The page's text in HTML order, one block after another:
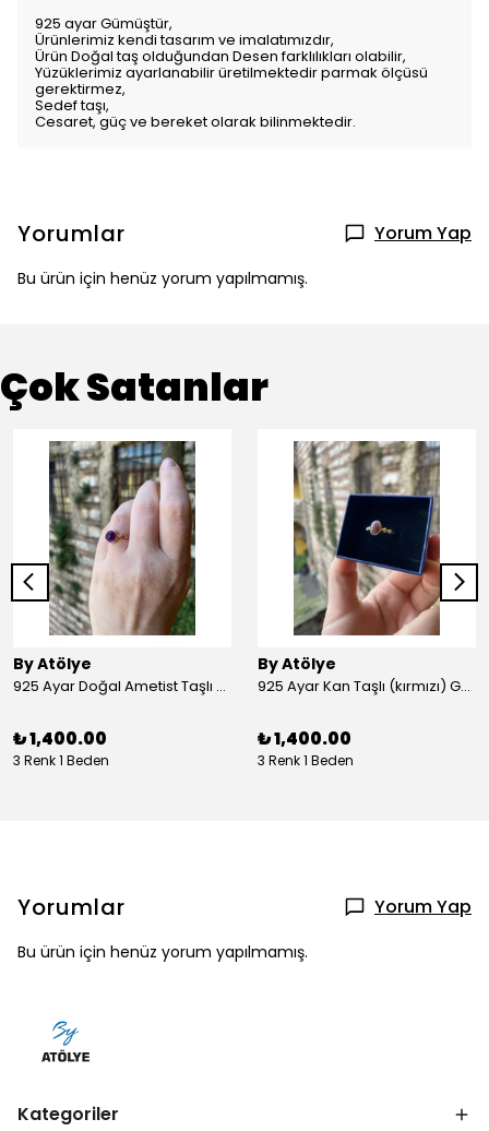
925 ayar Gümüştür,
Ürünlerimiz kendi tasarım ve imalatımızdır,
Ürün Doğal taş olduğundan Desen farklılıkları olabilir,
Yüzüklerimiz ayarlanabilir üretilmektedir parmak ölçüsü
gerektirmez,
Sedef taşı,
Cesaret, güç ve bereket olarak bilinmektedir.
Yorumlar Yorum Yap
Bu ürün için henüz yorum yapılmamış.
Çok Satanlar
By Atölye
925 Ayar Doğal Ametist Taşlı Yuvarlak Gümüş Yüzük
₺ 1,400.00
3 Renk 1 Beden
By Atölye
925 Ayar Kan Taşlı (kırmızı) Gümüş Yüzük
₺ 1,400.00
3 Renk 1 Beden
Yorumlar Yorum Yap
Bu ürün için henüz yorum yapılmamış.
Kategoriler